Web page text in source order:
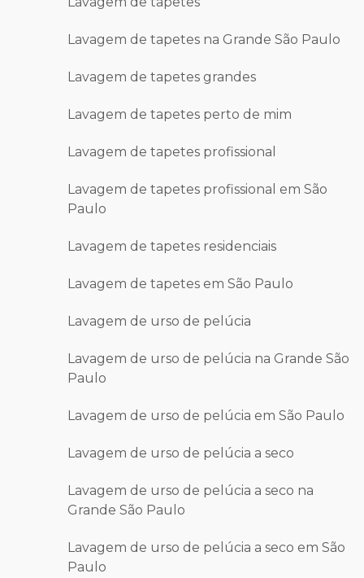
Lavagem de tapetes na Grande São Paulo
Lavagem de tapetes grandes
Lavagem de tapetes perto de mim
Lavagem de tapetes profissional
Lavagem de tapetes profissional em São
Paulo
Lavagem de tapetes residenciais
Lavagem de tapetes em São Paulo
Lavagem de urso de pelúcia
Lavagem de urso de pelúcia na Grande São
Paulo
Lavagem de urso de pelúcia em São Paulo
Lavagem de urso de pelúcia a seco
Lavagem de urso de pelúcia a seco na
Grande São Paulo
Lavagem de urso de pelúcia a seco em São
Paulo